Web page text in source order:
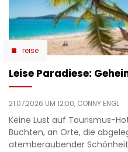
reise
Leise Paradiese:
21.07.2026 UM 12:00, CONNY ENGL
Keine Lust auf Tourismus-
Buchten, an Orte, die
atemberaubender